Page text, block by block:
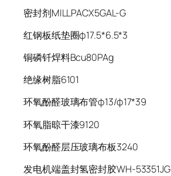
密封剂MILLPACX5GAL-G
红钢板纸垫圈φ17.5*6.5*3
铜磷钎焊料Bcu80PAg
绝缘树脂6101
环氧酚醛玻璃布管φ13/φ17*39
环氧脂晾干漆9120
环氧酚醛层压玻璃布板3240
发电机端盖封氢密封胶WH-53351JG